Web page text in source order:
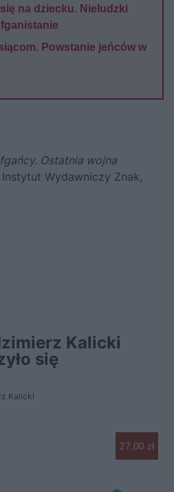
na dziecku. Nieludzki
Powstanie jeńców w
Ostatnia wojna
Instytut Wydawniczy Znak,